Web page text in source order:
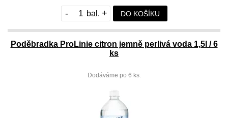
- + DO KOŠÍKU
Poděbradka ProLinie citron jemně perlivá voda 1,5l / 6
ks
Dodáváme po 6 ks.